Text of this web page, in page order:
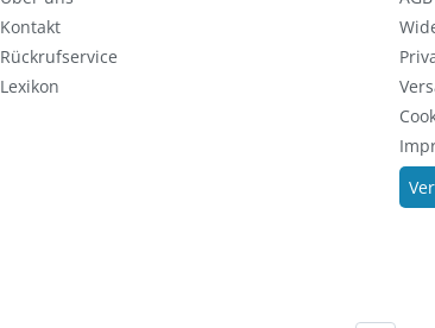
Kontakt
Rückrufservice
Lexikon